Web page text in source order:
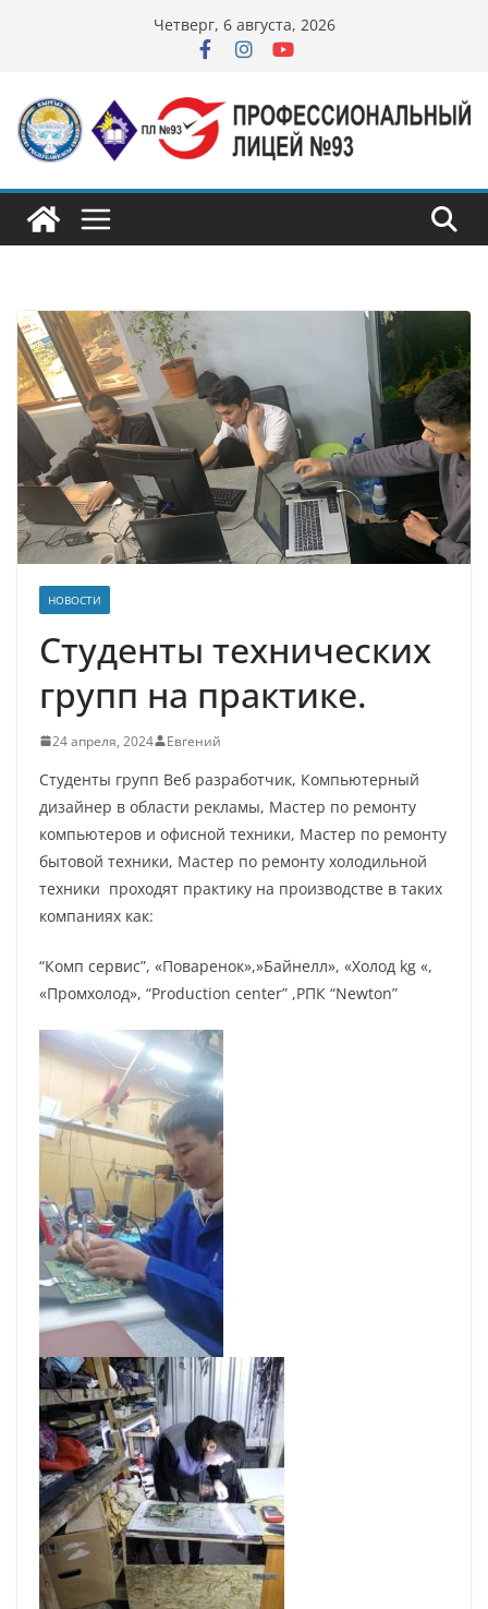
Четверг, 6 августа, 2026
НОВОСТИ
Студенты технических
групп на практике.
24 апреля, 2024 Евгений
Студенты групп Веб разработчик, Компьютерный
дизайнер в области рекламы, Мастер по ремонту
компьютеров и офисной техники, Мастер по ремонту
бытовой техники, Мастер по ремонту холодильной
техники проходят практику на производстве в таких
компаниях как:
“Комп сервис”, «Поваренок»,»Байнелл», «Холод kg «,
«Промхолод», “Production center” ,РПК “Newton”